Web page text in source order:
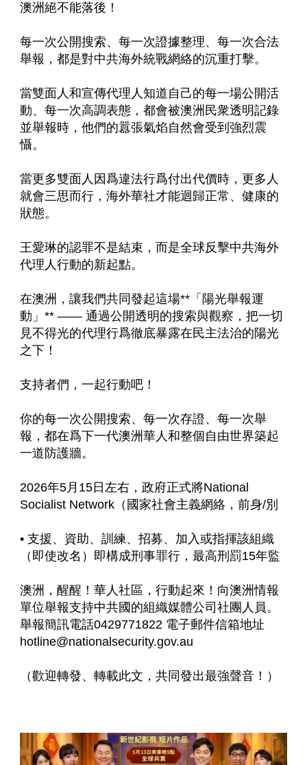
澳洲絕不能落後！
每一次公開搜索、每一次證據整理、每一次合法
舉報，都是對中共海外統戰網絡的沉重打擊。
當雙面人和宣傳代理人知道自己的每一場公開活
動、每一次高調表態，都會被澳洲民衆透明記錄
並舉報時，他們的囂張氣焰自然會受到強烈震
懾。
當更多雙面人因爲違法行爲付出代價時，更多人
就會三思而行，海外華社才能迴歸正常、健康的
狀態。
王愛琳的認罪不是結束，而是全球反擊中共海外
代理人行動的新起點。
在澳洲，讓我們共同發起這場**「陽光舉報運
動」** —— 通過公開透明的搜索與觀察，把一切
見不得光的代理行爲徹底暴露在民主法治的陽光
之下！
支持者們，一起行動吧！
你的每一次公開搜索、每一次存證、每一次舉
報，都在爲下一代澳洲華人和整個自由世界築起
一道防護牆。
2026年5月15日左右，政府正式將National
Socialist Network（國家社會主義網絡，前身/別
• 支援、資助、訓練、招募、加入或指揮該組織
（即使改名）即構成刑事罪行，最高刑罰15年監
澳洲，醒醒！華人社區，行動起來！向澳洲情報
單位舉報支持中共國的組織媒體公司社團人員。
舉報簡訊電話0429771822 電子郵件信箱地址
hotline@nationalsecurity.gov.au
（歡迎轉發、轉載此文，共同發出最強聲音！）